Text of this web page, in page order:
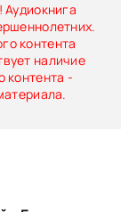
контента
наличие
контента -